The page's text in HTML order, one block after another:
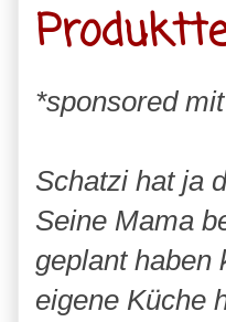
*sponsored
Schatzi hat ja
Seine Mama
geplant haben
eigene Küche